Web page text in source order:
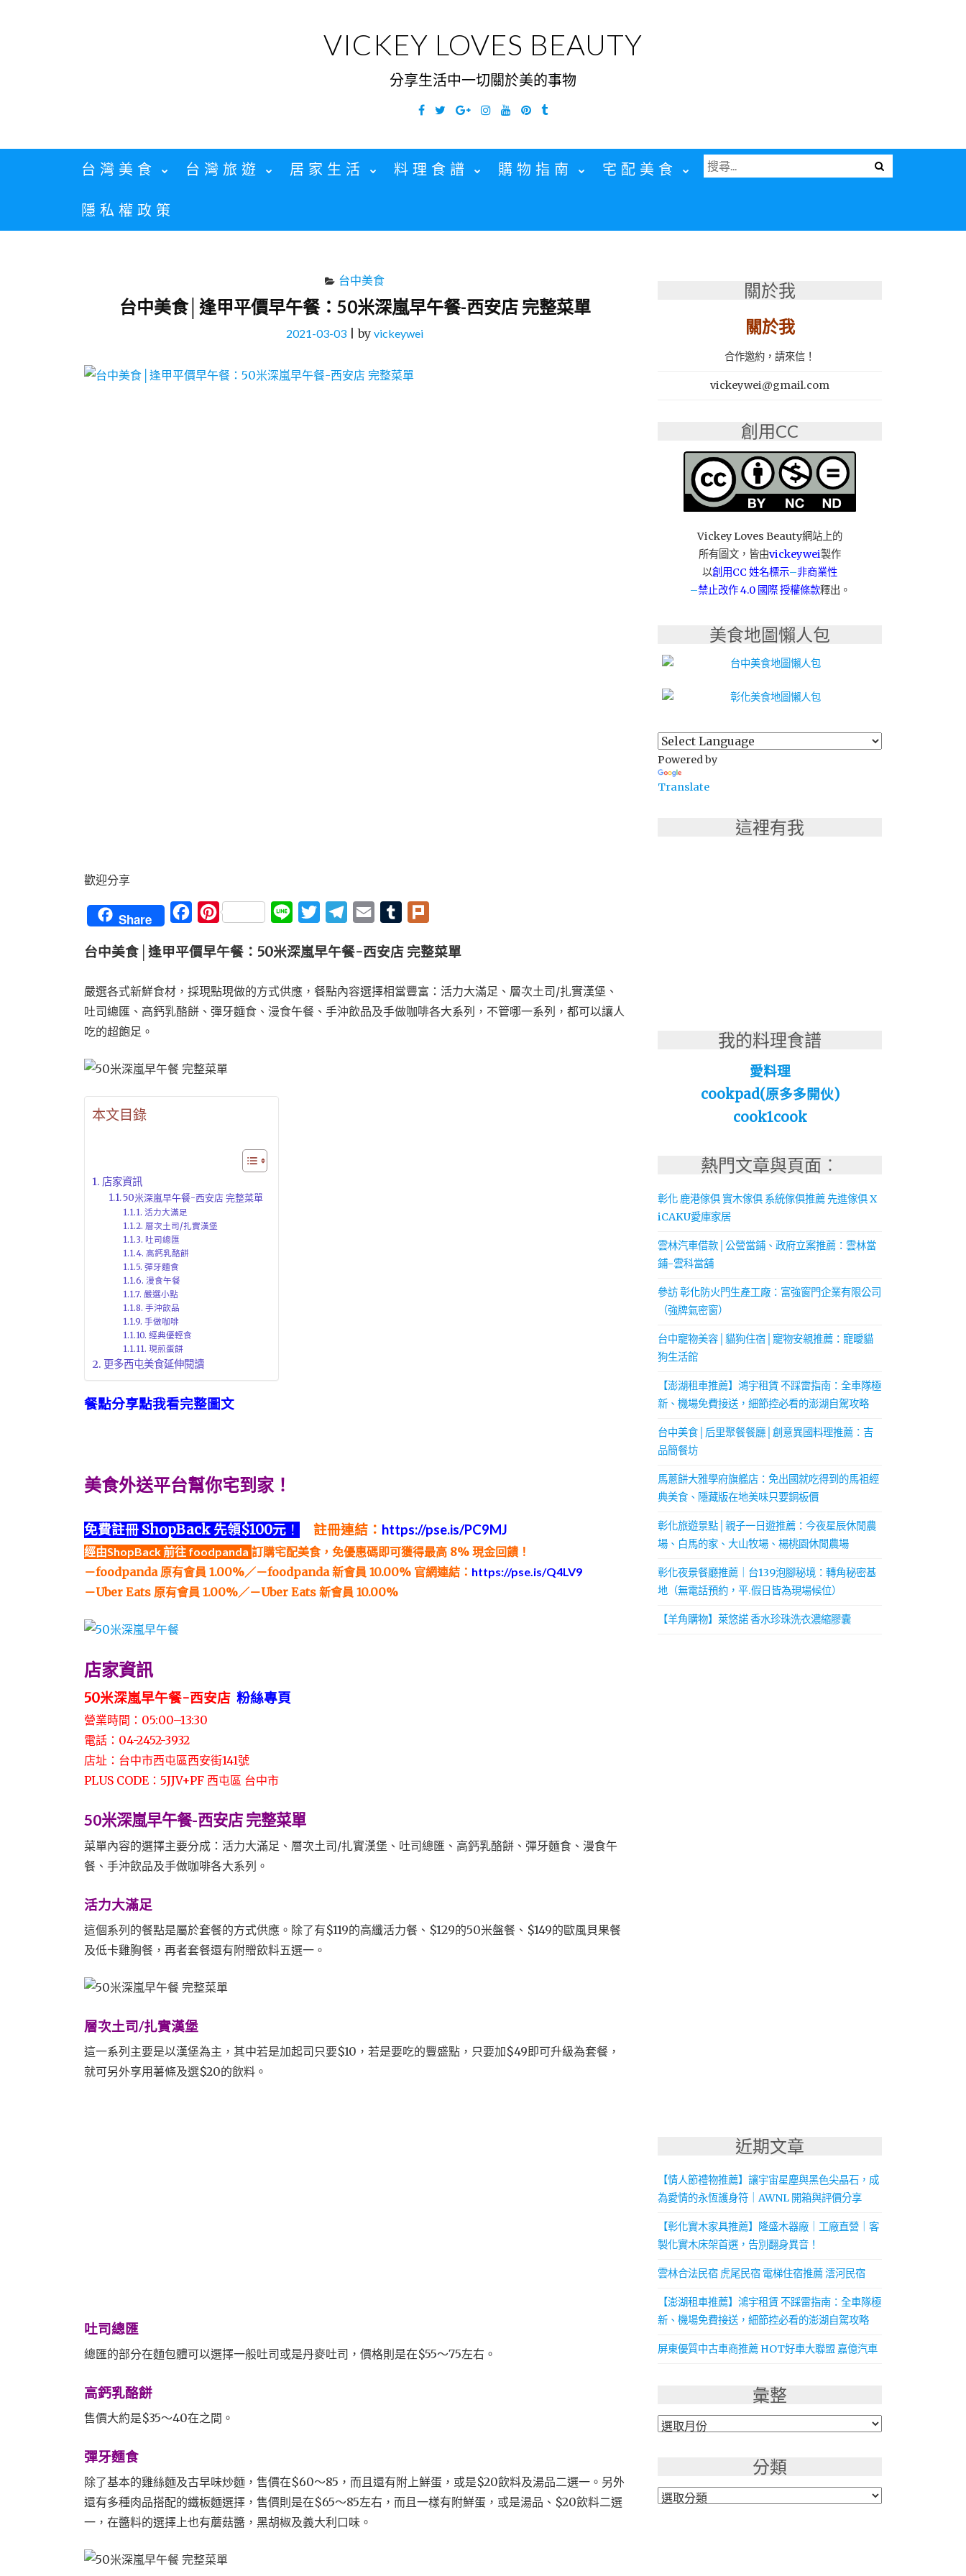
VICKEY LOVES BEAUTY
分享生活中一切關於美的事物
Facebook
TwitterGoogleInstagramYouTubePinterest
Tumblr
台灣美食 台灣旅遊 居家生活 料理食譜 購物指南 宅配美食
隱私權政策
Menu
搜
尋
台中美食
台中美食│逢甲平價早午餐：50米深嵐早午餐-西安店 完整菜單
2021-03-03 |by vickeywei
歡迎分享
Share FacebookPinterest Line TwitterTelegram
Email Tumblr
台中美食│逢甲平價早午餐：50米深嵐早午餐-西安店 完整菜單
嚴選各式新鮮食材，採現點現做的方式供應，餐點內容選擇相當豐富： 活力大滿足、 層次土司/扎實漢堡、
吐司總匯、高鈣乳酪餅、彈牙麵食、漫食午餐、手沖飲品及手做咖啡各大系列，不管哪一系列，都可以讓人
吃的超飽足。
本文目錄
店家資訊
50米深嵐早午餐-西安店 完整菜單
活力大滿足
層次土司/扎實漢堡
吐司總匯
高鈣乳酪餅
彈牙麵食
漫食午餐
嚴選小點
手沖飲品
手做咖啡
經典優輕食
現煎蛋餅
更多西屯美食延伸閱讀
餐點分享點我看完整圖文
美食外送平台幫你宅到家！
免費註冊 ShopBack 先領$100元 ！ 註冊連結： https://pse.is/PC9MJ
經由ShopBack 前往 foodpanda 訂購宅配美食，免優惠碼即可獲得最高 8% 現金回饋！
－foodpanda 原有會員 1.00%／－foodpanda 新會員 10.00% 官網連結： https://pse.is/Q4LV9
－Uber Eats 原有會員 1.00%／－Uber Eats 新會員 10.00%
店家資訊
50米深嵐早午餐-西安店 粉絲專頁
營業時間：05:00–13:30
電話：04-2452-3932
店址：台中市西屯區西安街141號
PLUS CODE：5JJV+PF 西屯區 台中市
50米深嵐早午餐-西安店 完整菜單
菜單內容的選擇主要分成：活力大滿足、 層次土司/扎實漢堡、吐司總匯、高鈣乳酪餅、彈牙麵食、漫食午
餐、手沖飲品及手做咖啡各大系列。
活力大滿足
這個系列的餐點是屬於套餐的方式供應。除了有$119的高纖活力餐、$129的50米盤餐、$149的歐風貝果餐
及低卡雞胸餐，再者套餐還有附贈飲料五選一。
層次土司/扎實漢堡
這一系列主要是以漢堡為主，其中若是加起司只要$10，若是要吃的豐盛點，只要加$49即可升級為套餐，
就可另外享用薯條及選$20的飲料。
吐司總匯
總匯的部分在麵包體可以選擇一般吐司或是丹麥吐司，價格則是在$55～75左右。
高鈣乳酪餅
售價大約是$35～40在之間。
彈牙麵食
除了基本的雞絲麵及古早味炒麵，售價在$60～85，而且還有附上鮮蛋，或是$20飲料及湯品二選一。另外
還有多種肉品搭配的鐵板麵選擇，售價則是在$65～85左右，而且一樣有附鮮蛋，或是湯品、$20飲料二選
一，在醬料的選擇上也有蘑菇醬，黑胡椒及義大利口味。
關於我
關於我
合作邀約，請來信！
vickeywei@gmail.com
創用CC
Vickey Loves Beauty網站上的
所有圖文，皆由vickeywei製作
以創用CC 姓名標示–非商業性
–禁止改作4.0 國際 授權條款釋出。
美食地圖懶人包
Powered by
Translate
這裡有我
我的料理食譜
愛料理
cookpad(原多多開伙)
cook1cook
熱門文章與頁面︰
彰化 鹿港傢俱 實木傢俱 系統傢俱推薦 先進傢俱 X
iCAKU愛庫家居
雲林汽車借款│公營當鋪、政府立案推薦：雲林當
鋪-雲科當舖
參訪 彰化防火門生產工廠：富強窗門企業有限公司
（強牌氣密窗）
台中寵物美容│貓狗住宿│寵物安親推薦：寵曖貓
狗生活館
【澎湖租車推薦】鴻宇租賃 不踩雷指南：全車隊極
新、機場免費接送，細節控必看的澎湖自駕攻略
台中美食│后里聚餐餐廳│創意異國料理推薦：吉
品簡餐坊
馬蔥餅大雅學府旗艦店：免出國就吃得到的馬祖經
典美食、隱藏版在地美味只要銅板價
彰化旅遊景點│親子一日遊推薦：今夜星辰休閒農
場、白馬的家、大山牧場、楊桃園休閒農場
彰化夜景餐廳推薦｜台139泡腳秘境：轉角秘密基
地（無電話預約，平.假日皆為現場候位）
【羊角購物】萊悠諾 香水珍珠洗衣濃縮膠囊
近期文章
【情人節禮物推薦】讓宇宙星塵與黑色尖晶石，成
為愛情的永恆護身符｜AWNL 開箱與評價分享
【彰化實木家具推薦】隆盛木器廠｜工廠直營｜客
製化實木床架首選，告別翻身異音！
雲林合法民宿 虎尾民宿 電梯住宿推薦 澐河民宿
【澎湖租車推薦】鴻宇租賃 不踩雷指南：全車隊極
新、機場免費接送，細節控必看的澎湖自駕攻略
屏東優質中古車商推薦 HOT好車大聯盟 嘉億汽車
彙整
彙
分類
分